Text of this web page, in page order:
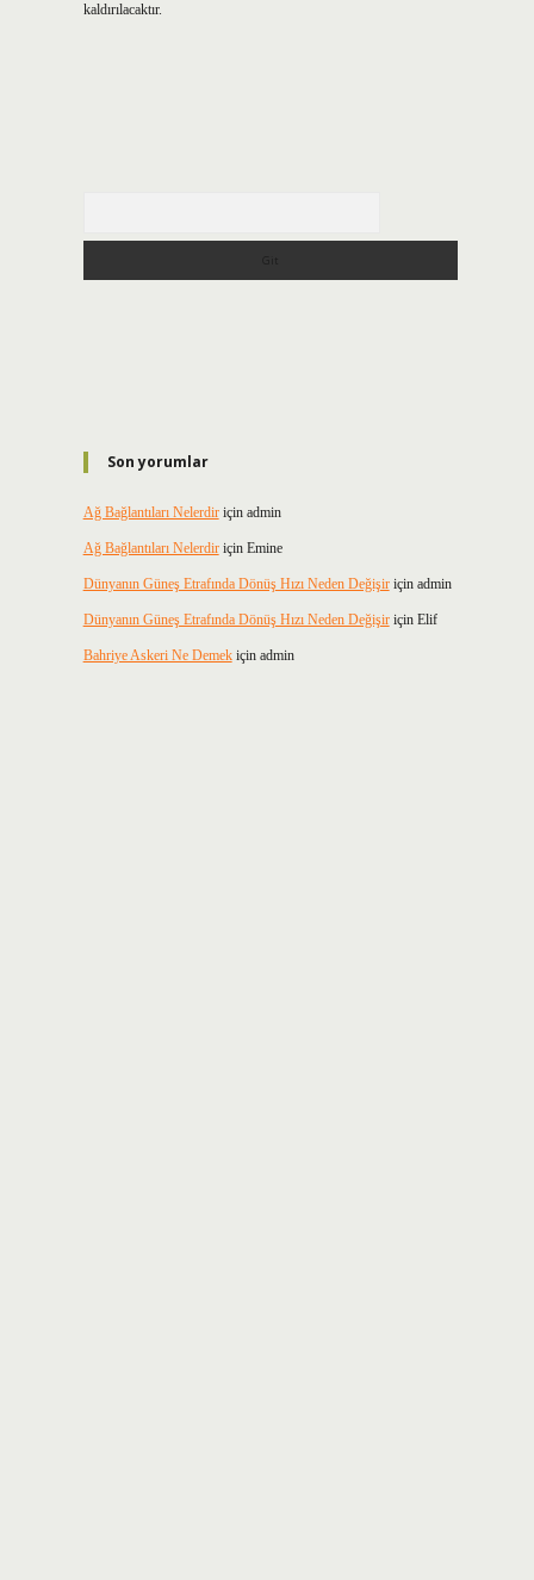
kaldırılacaktır.
Son yorumlar
Ağ Bağlantıları Nelerdiriçin admin
Ağ Bağlantıları Nelerdiriçin Emine
Dünyanın Güneş Etrafında Dönüş Hızı Neden Değişiriçin admin
Dünyanın Güneş Etrafında Dönüş Hızı Neden Değişiriçin Elif
Bahriye Askeri Ne Demekiçin admin